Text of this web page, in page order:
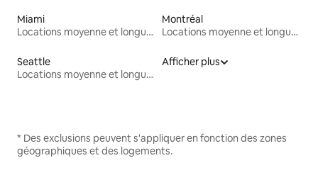
Miami
Locations moyenne et longue durée
Montréal
Locations moyenne et longue durée
Seattle
Locations moyenne et longue durée
Afficher plus
* Des exclusions peuvent s'appliquer en fonction des zones
géographiques et des logements.